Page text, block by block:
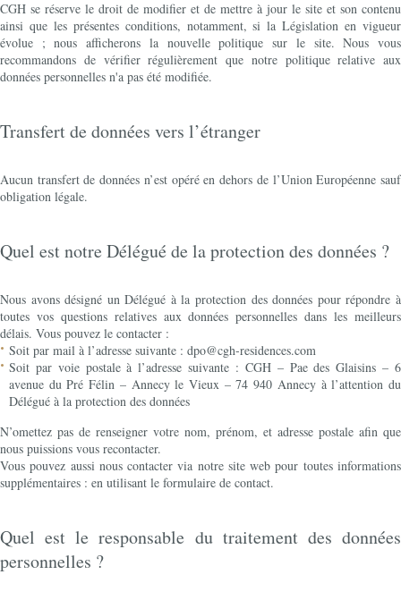
CGH se réserve le droit de modifier et de mettre à jour le site et son contenu
ainsi que les présentes conditions, notamment, si la Législation en vigueur
évolue ; nous afficherons la nouvelle politique sur le site. Nous vous
recommandons de vérifier régulièrement que notre politique relative aux
données personnelles n'a pas été modifiée.
Transfert de données vers l’étranger
Aucun transfert de données n’est opéré en dehors de l’Union Européenne sauf
obligation légale.
Quel est notre Délégué de la protection des données ?
Nous avons désigné un Délégué à la protection des données pour répondre à
toutes vos questions relatives aux données personnelles dans les meilleurs
délais. Vous pouvez le contacter :
Soit par mail à l’adresse suivante : dpo@cgh-residences.com
Soit par voie postale à l’adresse suivante : CGH – Pae des Glaisins – 6
avenue du Pré Félin – Annecy le Vieux – 74 940 Annecy à l’attention du
Délégué à la protection des données
N’omettez pas de renseigner votre nom, prénom, et adresse postale afin que
nous puissions vous recontacter.
Vous pouvez aussi nous contacter via notre site web pour toutes informations
supplémentaires : en utilisant le formulaire de contact.
Quel est le responsable du traitement des données
personnelles ?